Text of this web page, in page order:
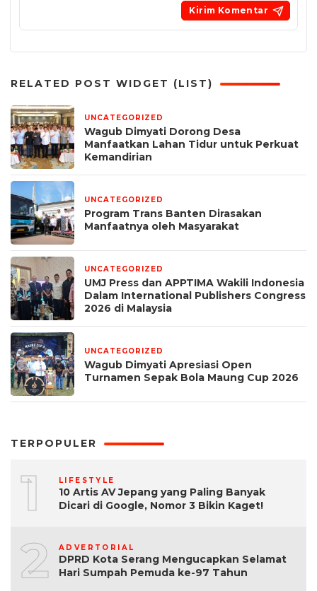
RELATED POST WIDGET (LIST)
UNCATEGORIZED
Wagub Dimyati Dorong Desa
Manfaatkan Lahan Tidur untuk Perkuat
Kemandirian
UNCATEGORIZED
Program Trans Banten Dirasakan
Manfaatnya oleh Masyarakat
UNCATEGORIZED
UMJ Press dan APPTIMA Wakili Indonesia
Dalam International Publishers Congress
2026 di Malaysia
UNCATEGORIZED
Wagub Dimyati Apresiasi Open
Turnamen Sepak Bola Maung Cup 2026
TERPOPULER
1 LIFESTYLE
10 Artis AV Jepang yang Paling Banyak
Dicari di Google, Nomor 3 Bikin Kaget!
2 ADVERTORIAL
DPRD Kota Serang Mengucapkan Selamat
Hari Sumpah Pemuda ke-97 Tahun